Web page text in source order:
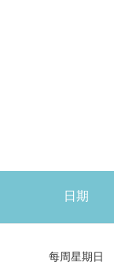
日期
每周星期日